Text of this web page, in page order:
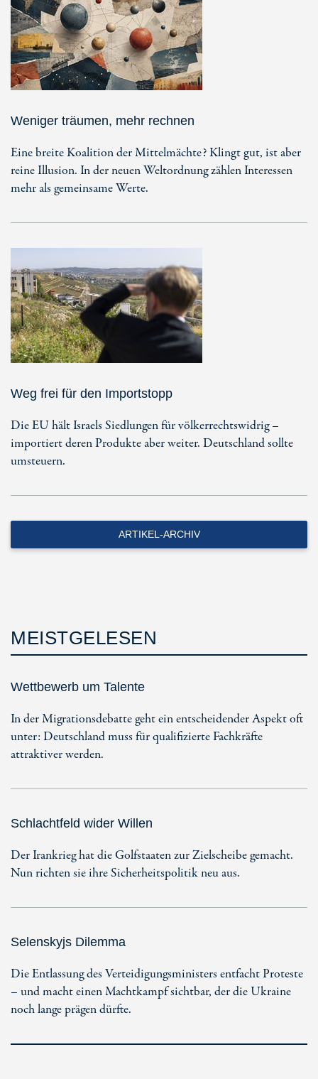
Weniger träumen, mehr rechnen
Eine breite Koalition der Mittelmächte? Klingt gut, ist aber
reine Illusion. In der neuen Weltordnung zählen Interessen
mehr als gemeinsame Werte.
Weg frei für den Importstopp
Die EU hält Israels Siedlungen für völkerrechtswidrig –
importiert deren Produkte aber weiter. Deutschland sollte
umsteuern.
ARTIKEL-ARCHIV
MEISTGELESEN
Wettbewerb um Talente
In der Migrationsdebatte geht ein entscheidender Aspekt oft
unter: Deutschland muss für qualifizierte Fachkräfte
attraktiver werden.
Schlachtfeld wider Willen
Der Irankrieg hat die Golfstaaten zur Zielscheibe gemacht.
Nun richten sie ihre Sicherheitspolitik neu aus.
Selenskyjs Dilemma
Die Entlassung des Verteidigungsministers entfacht Proteste
– und macht einen Machtkampf sichtbar, der die Ukraine
noch lange prägen dürfte.